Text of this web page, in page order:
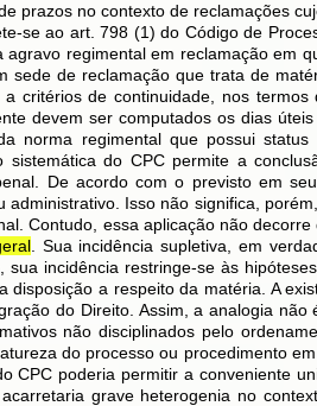
prazos no contexto de reclamações
se ao art. 798 (1) do Código de
agravo regimental em reclamação em
sede de reclamação que trata de
a critérios de continuidade, nos
devem ser computados os dias
norma regimental que possui
sistemática do CPC permite a
De acordo com o previsto em
administrativo. Isso não significa,
Contudo, essa aplicação não
. Sua incidência supletiva, em
sua incidência restringe-se às
disposição a respeito da matéria. A
do Direito. Assim, a analogia
não disciplinados pelo
do processo ou procedimento
CPC poderia permitir a conveniente
grave heterogenia no